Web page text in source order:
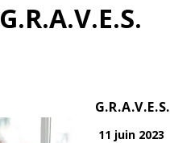
G.R.A.V.E.S.
G.R.A.V.E.S.
11 juin 2023